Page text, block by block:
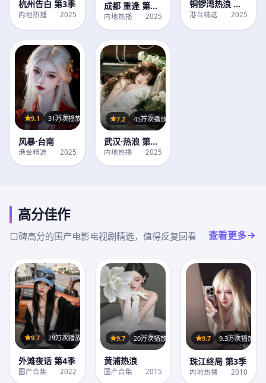
杭州告白 第3季
内地热播 2025
成都 重逢 第1
季
内地热播 2025
铜锣湾热浪 第1
季
港台精选 2025
28集
9.1 31万次播放
风暴·台南
港台精选 2025
30集
7.2 45万次播放
武汉·热浪 第3
季
内地热播 2025
高分佳作
口碑高分的国产电影电视剧精选，值得反复回看 查看更多
第1期
9.7 29万次播放
外滩夜话 第4季
国产合集 2022
24集
9.7 20万次播放
黄浦热浪
国产合集 2015
40集
9.7 9.3万次播放
珠江终局 第3季
内地热播 2010